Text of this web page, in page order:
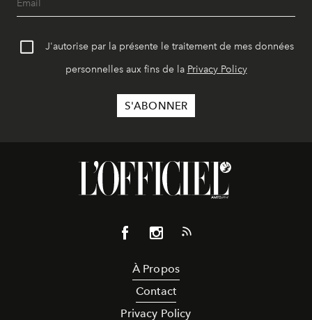
J'autorise par la présente le traitement de mes données
personnelles aux fins de la Privacy Policy
À Propos
Contact
Privacy Policy